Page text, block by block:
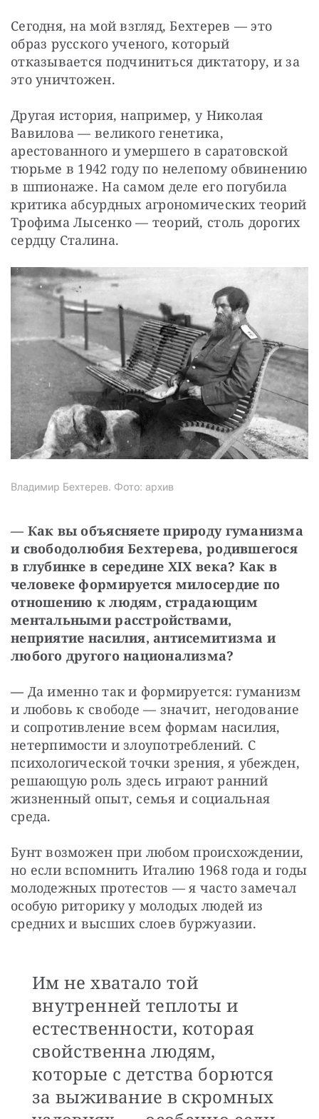
Сегодня, на мой взгляд, Бехтерев — это
образ русского ученого, который
отказывается подчиниться диктатору, и за
это уничтожен.
Другая история, например, у Николая
Вавилова — великого генетика,
арестованного и умершего в саратовской
тюрьме в 1942 году по нелепому обвинению
в шпионаже. На самом деле его погубила
критика абсурдных агрономических теорий
Трофима Лысенко — теорий, столь дорогих
сердцу Сталина.
Владимир Бехтерев. Фото: архив
— Как вы объясняете природу гуманизма
и свободолюбия Бехтерева, родившегося
в глубинке в середине XIX века? Как в
человеке формируется милосердие по
отношению к людям, страдающим
ментальными расстройствами,
неприятие насилия, антисемитизма и
любого другого национализма?
— Да именно так и формируется: гуманизм
и любовь к свободе — значит, негодование
и сопротивление всем формам насилия,
нетерпимости и злоупотреблений. С
психологической точки зрения, я убежден,
решающую роль здесь играют ранний
жизненный опыт, семья и социальная
среда.
Бунт возможен при любом происхождении,
но если вспомнить Италию 1968 года и годы
молодежных протестов — я часто замечал
особую риторику у молодых людей из
средних и высших слоев буржуазии.
Им не хватало той
внутренней теплоты и
естественности, которая
свойственна людям,
которые с детства борются
за выживание в скромных